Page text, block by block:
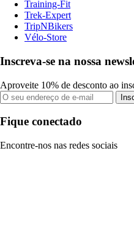
Training-Fit
Trek-Expert
TripNBikers
Vélo-Store
Inscreva-se na nossa
Aproveite 10% de desconto ao
Fique conectado
Encontre-nos nas redes sociais